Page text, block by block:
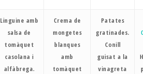
Linguine amb
salsa de
tomàquet
casolana i
alfàbrega.
Crema de
mongetes
blanques
amb
tomàquet
Patates
gratinades.
Conill
guisat a la
vinagreta